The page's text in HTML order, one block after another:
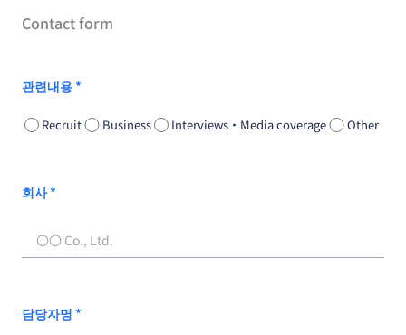
Contact form
관련내용 *
Recruit Business Interviews・Media coverage Other
회사 *
담당자명 *